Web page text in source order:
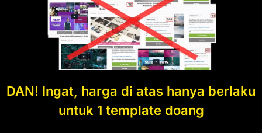
DAN! Ingat, harga di atas hanya berlaku
untuk 1 template doang